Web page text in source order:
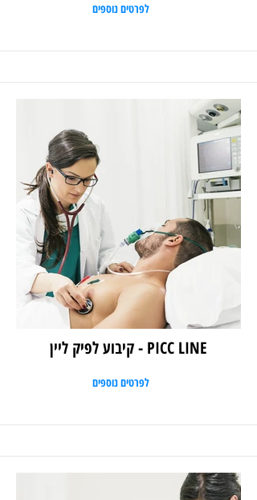
לפרטים נוספים
PICC LINE - קיבוע לפיק ליין
לפרטים נוספים